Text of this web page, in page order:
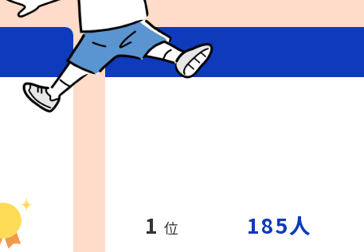
1 位 185人